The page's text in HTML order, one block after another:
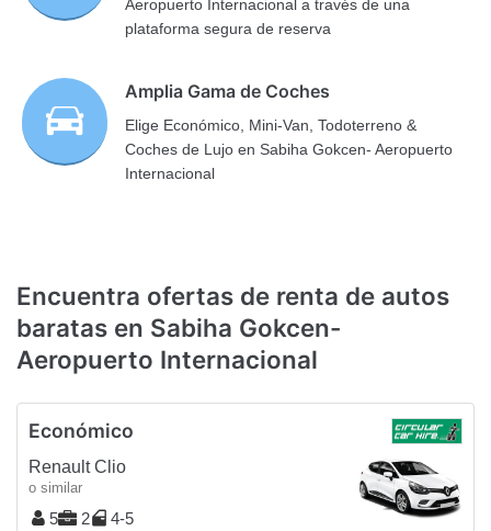
Aeropuerto Internacional a través de una
plataforma segura de reserva
Amplia Gama de Coches
Elige Económico, Mini-Van, Todoterreno &
Coches de Lujo en Sabiha Gokcen- Aeropuerto
Internacional
Encuentra ofertas de renta de autos
baratas en Sabiha Gokcen-
Aeropuerto Internacional
Económico
Renault Clio
o similar
5 2 4-5